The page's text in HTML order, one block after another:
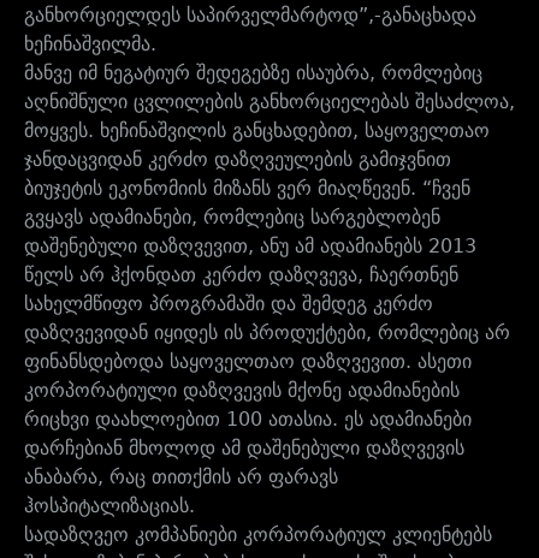
განხორციელდეს საპირველმარტოდ”,-განაცხადა
ხეჩინაშვილმა.
მანვე იმ ნეგატიურ შედეგებზე ისაუბრა, რომლებიც
აღნიშნული ცვლილების განხორციელებას შესაძლოა,
მოყვეს. ხეჩინაშვილის განცხადებით, საყოველთაო
ჯანდაცვიდან კერძო დაზღვეულების გამიჯვნით
ბიუჯეტის ეკონომიის მიზანს ვერ მიაღწევენ. “ჩვენ
გვყავს ადამიანები, რომლებიც სარგებლობენ
დაშენებული დაზღვევით, ანუ ამ ადამიანებს 2013
წელს არ ჰქონდათ კერძო დაზღვევა, ჩაერთნენ
სახელმწიფო პროგრამაში და შემდეგ კერძო
დაზღვევიდან იყიდეს ის პროდუქტები, რომლებიც არ
ფინანსდებოდა საყოველთაო დაზღვევით. ასეთი
კორპორატიული დაზღვევის მქონე ადამიანების
რიცხვი დაახლოებით 100 ათასია. ეს ადამიანები
დარჩებიან მხოლოდ ამ დაშენებული დაზღვევის
ანაბარა, რაც თითქმის არ ფარავს
ჰოსპიტალიზაციას.
სადაზღვეო კომპანიები კორპორატიულ კლიენტებს